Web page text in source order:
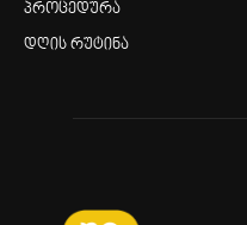
პროცედურა
დღის რუტინა